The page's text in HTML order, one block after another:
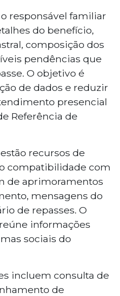
responsável familiar
do benefício,
composição dos
pendências que
O objetivo é
de dados e reduzir
presencial
Referência de
recursos de
compatibilidade com
de aprimoramentos
mensagens do
de repasses. O
informações
sociais do
incluem consulta de
de